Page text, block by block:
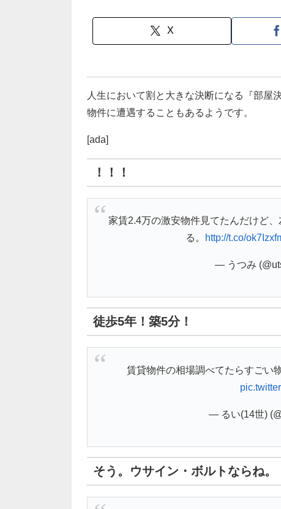
X
人生において割と大きな決断になる『部屋
物件に遭遇することもあるようです。
[ada]
！！！
家賃2.4万の激安物件見てたんだけど
る。
http://t.co/
— うつみ
徒歩5年！築5分！
賃貸物件の相場調べてたらすごい
— るい(14世)
そう。ウサイン・ボルトならね。